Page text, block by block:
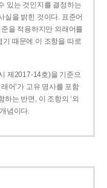
있는 것인지를 결정하는
실을 밝힌 것이다. 표준어
을 적용하지만 외래어를
때문에 이 조항을 따로
제2017-14호)을 기준으
어’가 고유 명사를 포함
는 반면, 이 조항의 ‘외
념이다.